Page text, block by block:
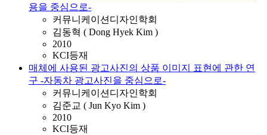
용을 중심으로-
커뮤니케이션디자인학회
김동혁 ( Dong Hyek Kim )
2010
KCI등재
매체에 사용된 광고사진의 상품 이미지 표현에 관한 연
구 -자동차 광고사진을 중심으로-
커뮤니케이션디자인학회
김준교 ( Jun Kyo Kim )
2010
KCI등재